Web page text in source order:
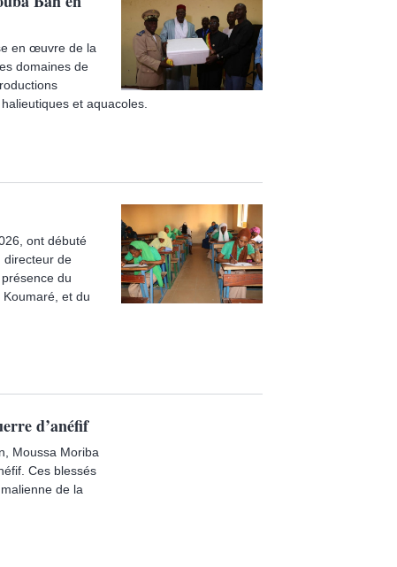
en œuvre de la
domaines de
et aquacoles.
ont débuté
directeur de
du
Koumaré, et du
d’anéfif
Moussa Moriba
Ces blessés
de la